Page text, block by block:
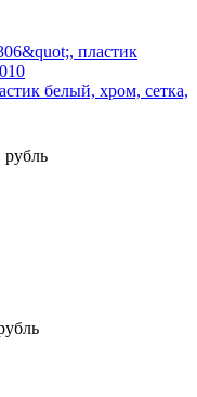
белый, хром, сетка,
рубль